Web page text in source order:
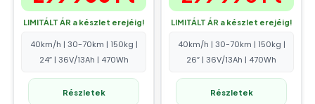
LIMITÁLT ÁR a készlet erejéig!
40km/h | 30-70km | 150kg |
24″ | 36V/13Ah | 470Wh
Részletek
LIMITÁLT ÁR a készlet erejéig!
40km/h | 30-70km | 150kg |
26″ | 36V/13Ah | 470Wh
Részletek